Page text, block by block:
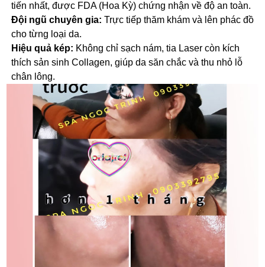
tiến nhất, được FDA (Hoa Kỳ) chứng nhận về độ an toàn.
Đội ngũ chuyên gia: Trực tiếp thăm khám và lên phác đồ
cho từng loại da.
Hiệu quả kép: Không chỉ sạch nám, tia Laser còn kích
thích sản sinh Collagen, giúp da săn chắc và thu nhỏ lỗ
chân lông.